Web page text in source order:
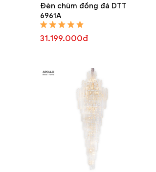
Đèn chùm đồng đá DTT
6961A
31.199.000đ